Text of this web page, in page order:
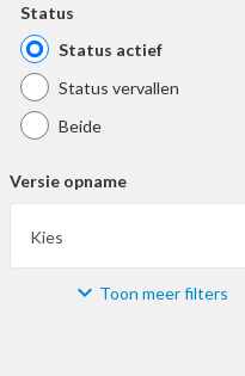
Status
Status actief
Status vervallen
Beide
Versie opname
Kies
Materiaal Toon meer filters